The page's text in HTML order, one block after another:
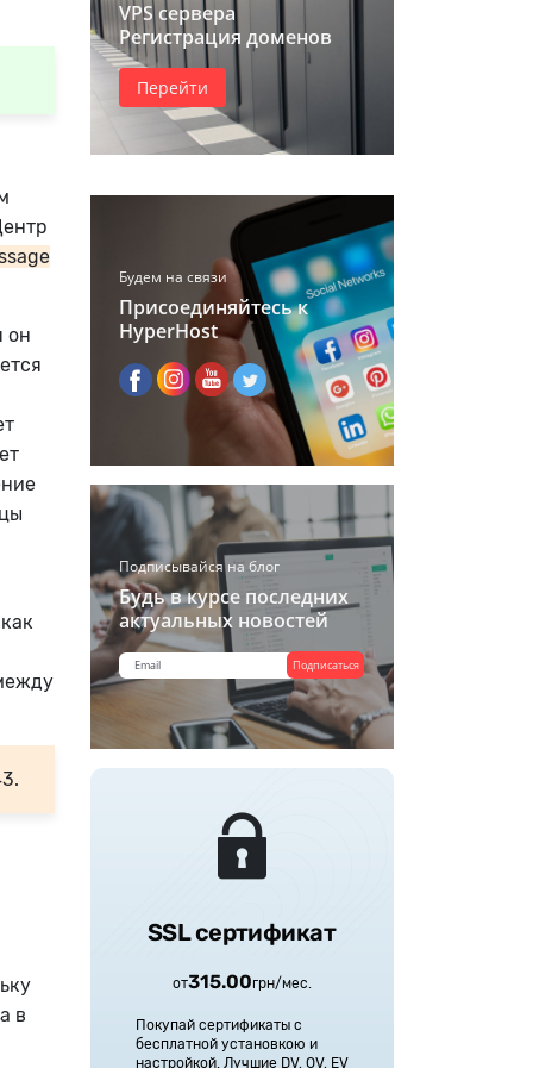
он
в
VPS сервера
Регистрация доменов
Перейти
Будем на связи
Присоединяйтесь к
HyperHost
Подписывайся на блог
Будь в курсе последних
актуальных новостей
Подписаться
SSL сертификат
от315.00грн/мес.
Покупай сертификаты с
бесплатной установкою и
настройкой. Лучшие DV, OV, EV